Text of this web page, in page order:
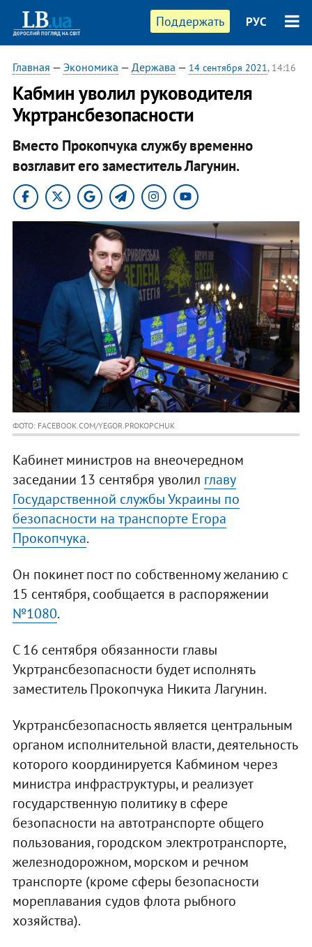
Поддержать РУС
Главная — Экономика — Держава — 14 сентября 2021, 14:16
Кабмин уволил руководителя
Укртрансбезопасности
Вместо Прокопчука службу временно
возглавит его заместитель Лагунин.
ФОТО: FACEBOOK.COM/YEGOR.PROKOPCHUK
Кабинет министров на внеочередном
заседании 13 сентября уволил главу
Государственной службы Украины по
безопасности на транспорте Егора
Прокопчука.
Он покинет пост по собственному желанию с
15 сентября, сообщается в распоряжении
№1080.
С 16 сентября обязанности главы
Укртрансбезопасности будет исполнять
заместитель Прокопчука Никита Лагунин.
Укртрансбезопасность является центральным
органом исполнительной власти, деятельность
которого координируется Кабмином через
министра инфраструктуры, и реализует
государственную политику в сфере
безопасности на автотранспорте общего
пользования, городском электротранспорте,
железнодорожном, морском и речном
транспорте (кроме сферы безопасности
мореплавания судов флота рыбного
хозяйства).